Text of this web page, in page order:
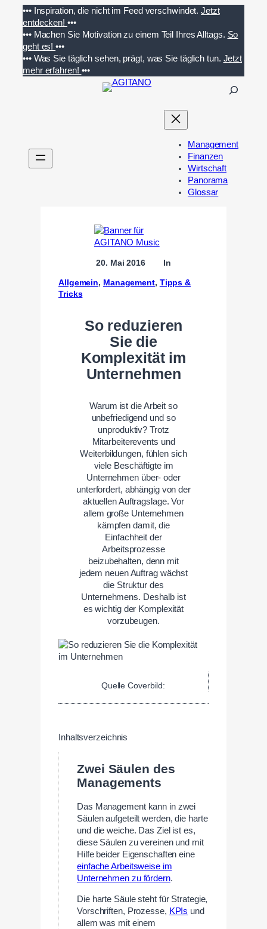
Inhalt
springen
••• Inspiration, die nicht im Feed verschwindet. Jetzt
entdecken! •••
••• Machen Sie Motivation zu einem Teil Ihres Alltags. So
geht es!•••
••• Was Sie täglich sehen, prägt, was Sie täglich tun. Jetzt
mehr erfahren! •••
n
Management
Finanzen
Wirtschaft
Panorama
Glossar
20. Mai 2016 In
Allgemein, Management, Tipps &
Tricks
So reduzieren
Sie die
Komplexität im
Unternehmen
Warum ist die Arbeit so
unbefriedigend und so
unproduktiv? Trotz
Mitarbeiterevents und
Weiterbildungen, fühlen sich
viele Beschäftigte im
Unternehmen über- oder
unterfordert, abhängig von der
aktuellen Auftragslage. Vor
allem große Unternehmen
kämpfen damit, die
Einfachheit der
Arbeitsprozesse
beizubehalten, denn mit
jedem neuen Auftrag wächst
die Struktur des
Unternehmens. Deshalb ist
es wichtig der Komplexität
vorzubeugen.
Quelle Coverbild:
Inhaltsverzeichnis
Zwei Säulen des
Managements
Das Management kann in zwei
Säulen aufgeteilt werden, die harte
und die weiche. Das Ziel ist es,
diese Säulen zu vereinen und mit
Hilfe beider Eigenschaften eine
einfache Arbeitsweise im
Unternehmen zu fördern.
Die harte Säule steht für Strategie,
Vorschriften, Prozesse, KPIs und
allem was mit einem